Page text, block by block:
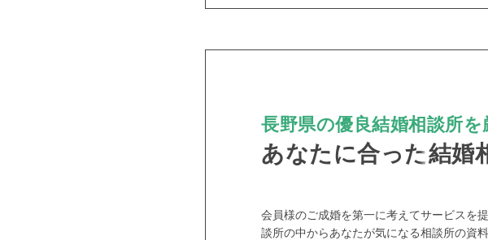
約
長野県の優良結婚相談所を
あなたに合った結婚
会員様のご成婚を第一に考えてサービスを
談所の中からあなたが気になる相談所の資